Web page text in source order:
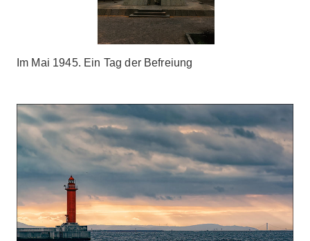
Im Mai 1945. Ein Tag der Befreiung